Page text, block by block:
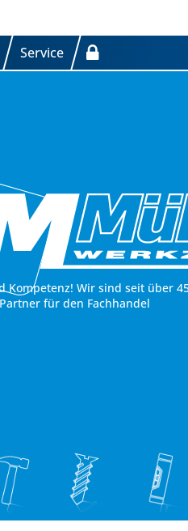
Service
Kompetenz! Wir sind seit über
für den Fachhandel